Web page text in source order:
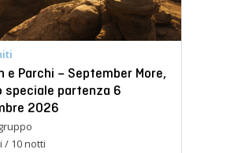
e Parchi – September More,
speciale partenza 6
2026
/ 10 notti